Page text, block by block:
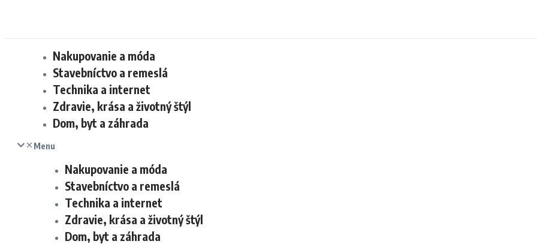
Nakupovanie a móda
Stavebníctvo a remeslá
Technika a internet
Zdravie, krása a životný štýl
Dom, byt a záhrada
Menu
Nakupovanie a móda
Stavebníctvo a remeslá
Technika a internet
Zdravie, krása a životný štýl
Dom, byt a záhrada